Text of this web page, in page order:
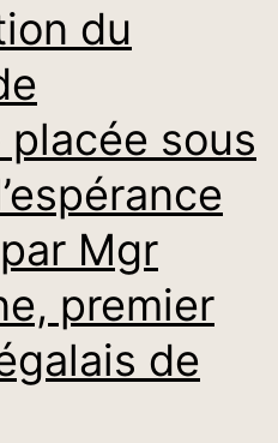
du
sous
Mgr
premier
de